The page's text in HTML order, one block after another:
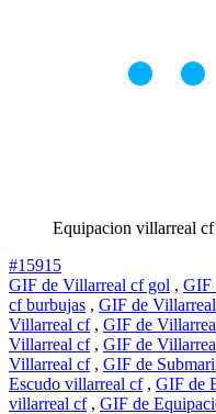
Equipacion villarreal cf
#15915
GIF de Villarreal cf gol , GIF
cf burbujas , GIF de
Villarreal cf, GIF de
Villarreal cf, GIF de
Villarreal cf, GIF de
Escudo villarreal cf, GIF de
villarreal cf, GIF de